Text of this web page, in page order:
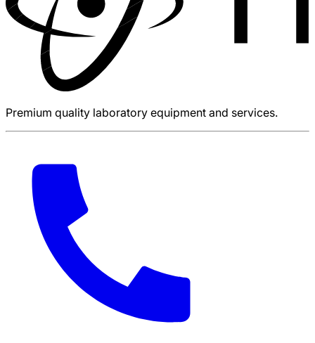
Premium quality laboratory equipment and services.